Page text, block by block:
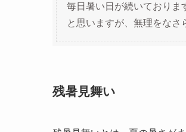
毎日暑い日が続いておりま
と思いますが、無理をなさ
残暑見舞い